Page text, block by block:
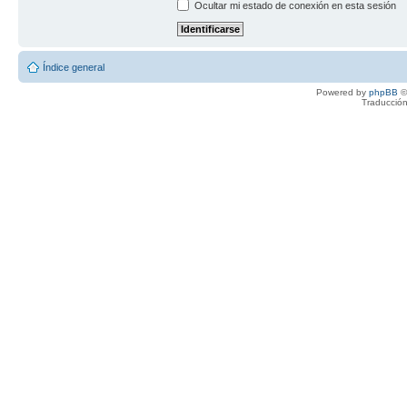
Ocultar mi estado de conexión en esta sesión
Índice general
Powered by phpBB